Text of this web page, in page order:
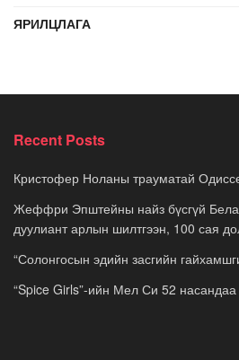
ЯРИЛЦЛАГА
Recent Posts
Кристофер Ноланы трауматай
Жеффри Эпштейны найз бүсгүй
дуулиант арлын шилтгээн, 100 сая
“Солонгосын эдийн засгийн
“Spice Girls”-ийн Мел Си 52 насандаа